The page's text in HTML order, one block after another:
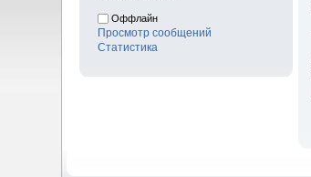
Оффлайн
Просмотр сообщений
Статистика